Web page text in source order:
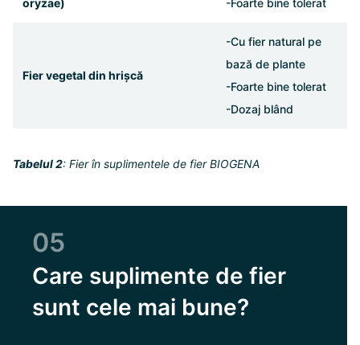
oryzae) -Foarte bine tolerat
Fier vegetal din hrișcă
-Cu fier natural pe
bază de plante
-Foarte bine tolerat
-Dozaj blând
Tabelul 2: Fier în suplimentele de fier BIOGENA
05
Care suplimente de fier
sunt cele mai bune?